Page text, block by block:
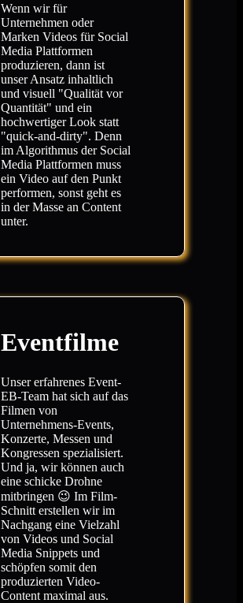
Wenn wir für
Unternehmen oder
Marken Videos für Social
Media Plattformen
produzieren, dann ist
unser Ansatz inhaltlich
und visuell "Qualität vor
Quantität" und ein
hochwertiger Look statt
"quick-and-dirty". Denn
im Algorithmus der Social
Media Plattformen muss
ein Video auf den Punkt
performen, sonst geht es
in der Masse an Content
unter.
Eventfilme
Unser erfahrenes Event-
EB-Team hat sich auf das
Filmen von
Unternehmens-Events,
Konzerte, Messen und
Kongressen spezialisiert.
Und ja, wir können auch
eine schicke Drohne
mitbringen 😉 Im Film-
Schnitt erstellen wir im
Nachgang eine Vielzahl
von Videos und Social
Media Snippets und
schöpfen somit den
produzierten Video-
Content maximal aus.